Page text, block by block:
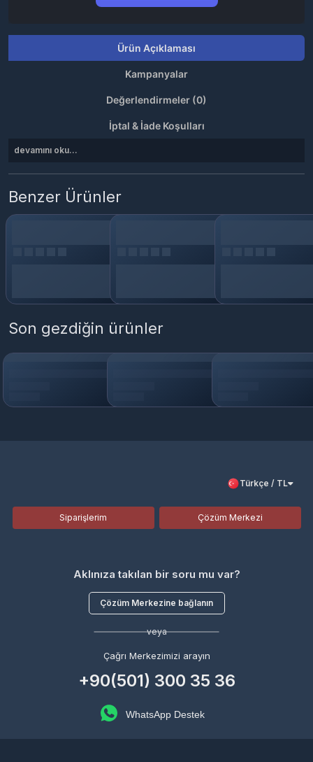
Ürün Açıklaması
Kampanyalar
Değerlendirmeler (0)
İptal & İade Koşulları
devamını oku...
Benzer Ürünler
Son gezdiğin ürünler
Türkçe / TL
Siparişlerim Çözüm Merkezi
Aklınıza takılan bir soru mu var?
Çözüm Merkezine bağlanın
veya
Çağrı Merkezimizi arayın
+90(501) 300 35 36
WhatsApp Destek